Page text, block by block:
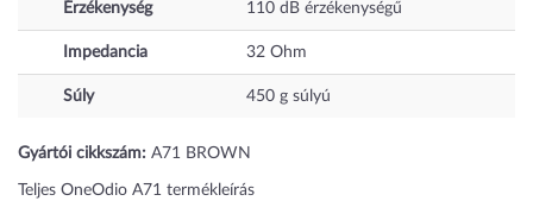
Érzékenység 110 dB érzékenységű
Impedancia 32 Ohm
Súly 450 g súlyú
Gyártói cikkszám: A71 BROWN
Teljes OneOdio A71 termékleírás